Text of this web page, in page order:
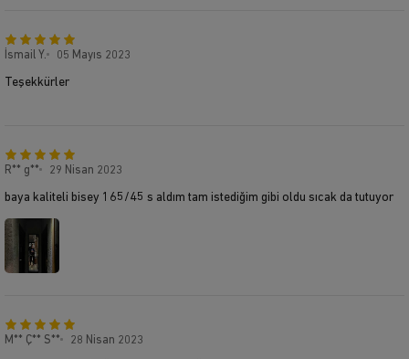
İsmail Y. 05 Mayıs 2023
Teşekkürler
R** g** 29 Nisan 2023
baya kaliteli bisey 165/45 s aldım tam istediğim gibi oldu sıcak da tutuyor
M** Ç** S** 28 Nisan 2023